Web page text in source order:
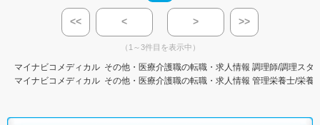
<< < > >>
（1～3件目を表示中）
マイナビコメディカル その他・医療介護職の転職・求人情報 調理師/調理スタ
マイナビコメディカル その他・医療介護職の転職・求人情報 管理栄養士/栄養